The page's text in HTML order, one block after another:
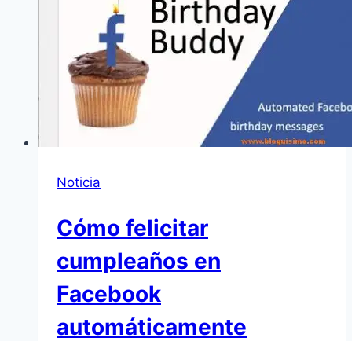
Noticia
Cómo felicitar
cumpleaños en
Facebook
automáticamente